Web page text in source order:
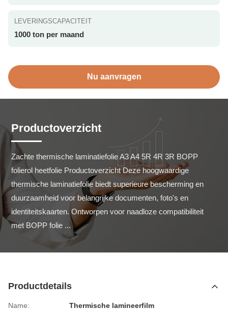
LEVERINGSCAPACITEIT
1000 ton per maand
Nu aanvragen
Productoverzicht
Zachte thermische laminatiefolie A3 A4 5R 4R 3R BOPP
folierol heetfolie Productoverzicht Deze hoogwaardige
thermische laminatiefolie biedt superieure bescherming en
duurzaamheid voor belangrijke documenten, foto's en
identiteitskaarten. Ontworpen voor naadloze compatibiliteit
met BOPP folie ...
Productdetails
Name:
Thermische lamineerfilm